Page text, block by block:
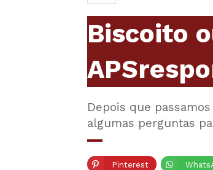
Biscoito
Depois que
algumas perguntas
Pinterest